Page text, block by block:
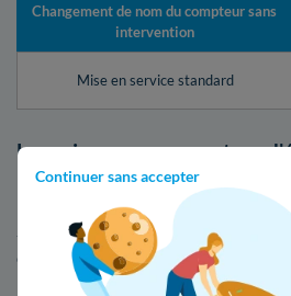
Continuer sans accepter
Changement de nom du compteur sans
intervention
Mise en service standard
Les prix pour un compteur
les-Aubrais
Si vous désirez brancher votre
d'électricité lors d'un
pas de faire les démarches en vous